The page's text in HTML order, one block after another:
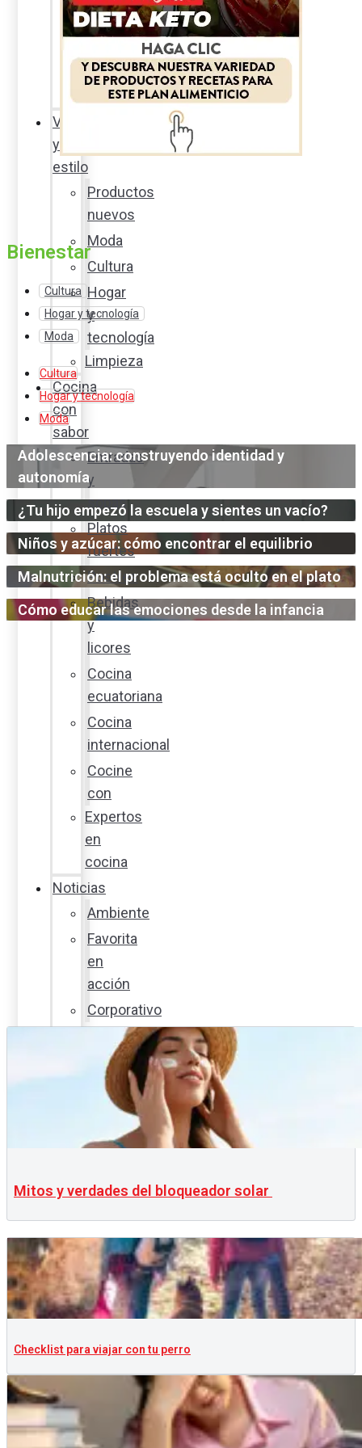
Sexualidad
responsable
la
percha
Vida
y
estilo
Productos
nuevos
Moda
Cultura
Hogar
y
tecnología
Limpieza
Cocina
con
sabor
Entradas
y
sopas
Platos
fuertes
Postres
Bebidas
y
licores
Cocina
ecuatoriana
Cocina
internacional
Cocine
con
Expertos
en
cocina
Noticias
Ambiente
Favorita
en
acción
Corporativo
Emprendimiento
Guía
Bienestar
Cultura
Hogar y tecnología
Moda
Cultura
Hogar y tecnología
Moda
Adolescencia: construyendo identidad y
autonomía
¿Tu hijo empezó la escuela y sientes un vacío?
Niños y azúcar: cómo encontrar el equilibrio
Malnutrición: el problema está oculto en el plato
Cómo educar las emociones desde la infancia
Mitos y verdades del bloqueador solar
Checklist para viajar con tu perro